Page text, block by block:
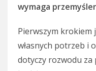
wymaga
Pierwszym krokiem
własnych potrzeb i
dotyczy rozwodu